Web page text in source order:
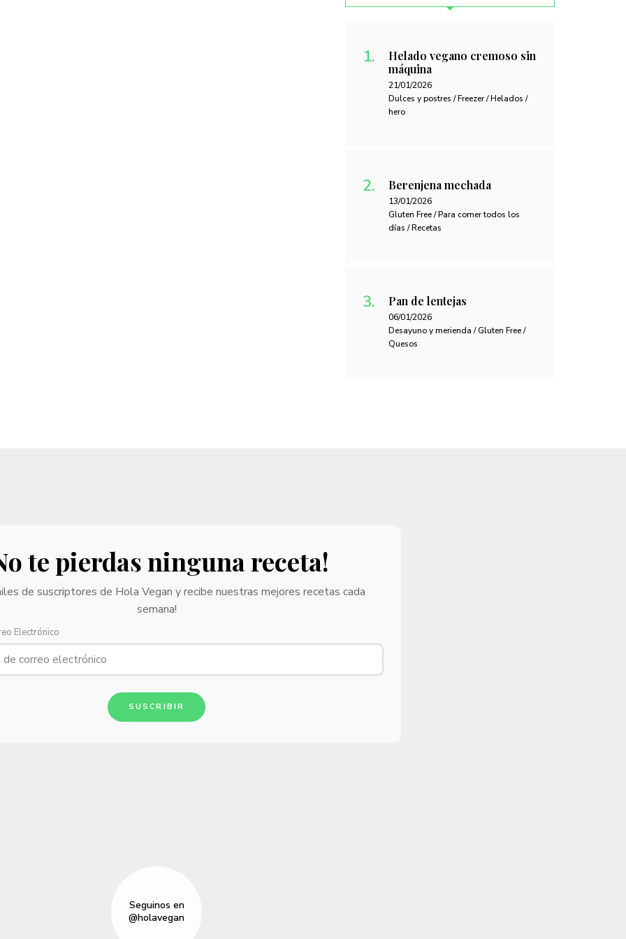
Helado vegano cremoso sin
máquina
21/01/2026
Dulces y postres / Freezer / Helados /
hero
Berenjena mechada
13/01/2026
Gluten Free / Para comer todos los
días / Recetas
Pan de lentejas
06/01/2026
Desayuno y merienda / Gluten Free /
Quesos
te pierdas ninguna receta!
de suscriptores de Hola Vegan y recibe nuestras mejores recetas cada
semana!
Electrónico
SUSCRIBIR
Seguinos en
@holavegan